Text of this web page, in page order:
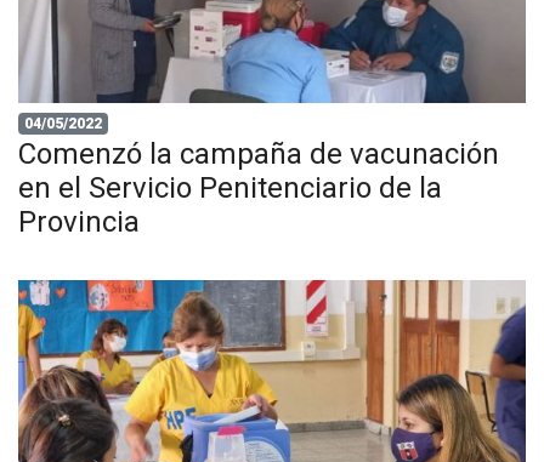
04/05/2022
Comenzó la campaña de vacunación
en el Servicio Penitenciario de la
Provincia